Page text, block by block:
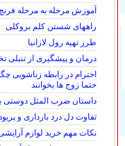
آموزش مرحله به مرحله
راههای شستن کلم بروکلی
طرز تهیه رول لازانیا
درمان و پیشگیری از تنبلی
احترام در رابطه زناشویی
حتما زوج ها بخوانند
داستان ضرب المثل دوستی
تفاوت دل درد بارداری و
نکات مهم خرید لوازم